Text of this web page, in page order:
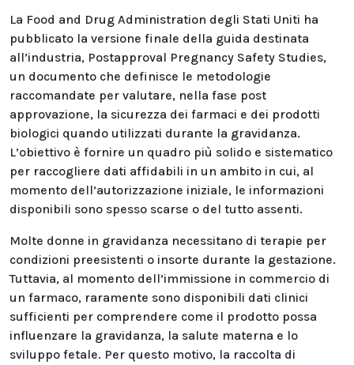
La Food and Drug Administration degli Stati Uniti ha
pubblicato la versione finale della guida destinata
all’industria, Postapproval Pregnancy Safety Studies,
un documento che definisce le metodologie
raccomandate per valutare, nella fase post
approvazione, la sicurezza dei farmaci e dei prodotti
biologici quando utilizzati durante la gravidanza.
L’obiettivo è fornire un quadro più solido e sistematico
per raccogliere dati affidabili in un ambito in cui, al
momento dell’autorizzazione iniziale, le informazioni
disponibili sono spesso scarse o del tutto assenti.
Molte donne in gravidanza necessitano di terapie per
condizioni preesistenti o insorte durante la gestazione.
Tuttavia, al momento dell’immissione in commercio di
un farmaco, raramente sono disponibili dati clinici
sufficienti per comprendere come il prodotto possa
influenzare la gravidanza, la salute materna e lo
sviluppo fetale. Per questo motivo, la raccolta di